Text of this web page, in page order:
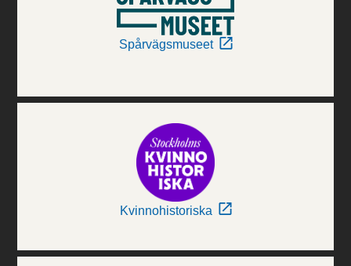
Spårvägsmuseet
Kvinnohistoriska